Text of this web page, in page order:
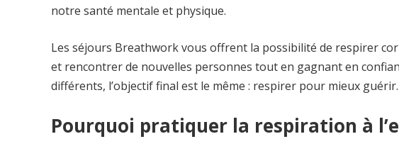
notre santé mentale et physique.
Les séjours Breathwork vous offrent la possibilité de respirer
et rencontrer de nouvelles personnes tout en gagnant en
différents, l’objectif final est le même : respirer pour mieux guérir.
Pourquoi pratiquer la respiration à